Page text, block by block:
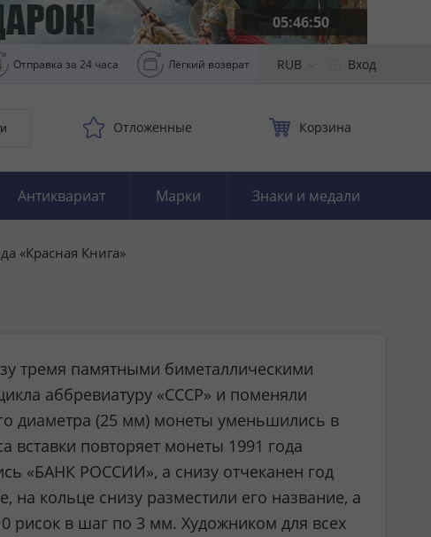
05:46:49
Отправка за 24 часа Лёгкий возврат RUB Вход
Отложенные Корзина
Антиквариат Марки Знаки и медали
«Красная Книга»
тремя памятными биметаллическими
аббревиатуру «СССР» и поменяли
диаметра (25 мм) монеты уменьшились в
вставки повторяет монеты 1991 года
«БАНК РОССИИ», а снизу отчеканен год
кольце снизу разместили его название, а
рисок в шаг по 3 мм. Художником для всех